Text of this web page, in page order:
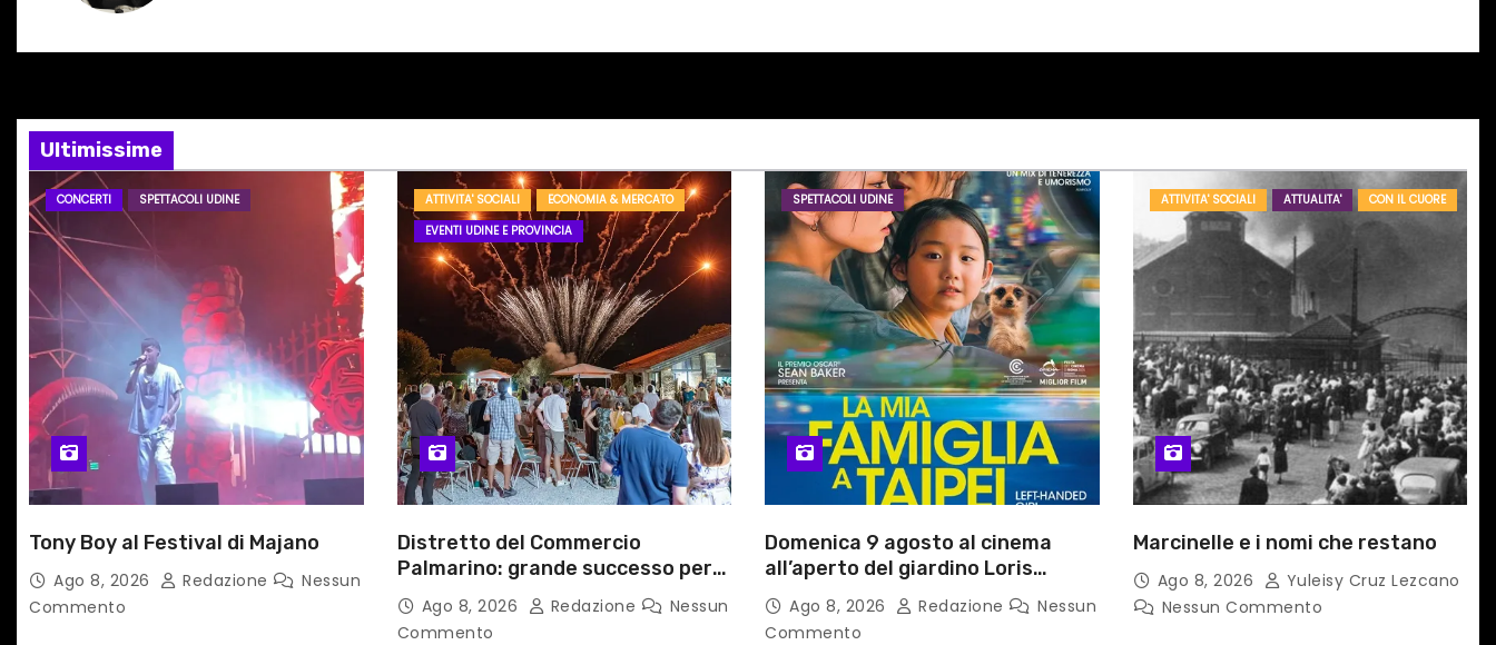
z
i
o
n
e
a
r
t
i
c
o
l
i
Ultimissime
CONCERTI SPETTACOLI UDINE
Tony Boy al Festival di Majano
Ago 8, 2026 Redazione
Nessun
Commento
ATTIVITA' SOCIALI
ECONOMIA & MERCATO
EVENTI UDINE E PROVINCIA
Distretto del Commercio
Palmarino: grande successo per
la prima festa delle imprese del
territorio
Ago 8, 2026 Redazione
Nessun
Commento
SPETTACOLI UDINE
Domenica 9 agosto al cinema
all’aperto del giardino Loris
Fortuna LA MIA FAMIGLIA A TAIPEI
Ago 8, 2026 Redazione
Nessun
Commento
ATTIVITA' SOCIALI ATTUALITA' CON IL CUORE
Marcinelle e i nomi che restano
Ago 8, 2026
Yuleisy Cruz Lezcano
Nessun Commento